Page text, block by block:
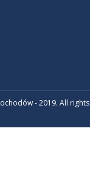
- 2019. All rights